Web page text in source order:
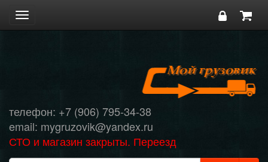
Toggle
navigation
телефон: +7 (906) 795-34-38
email: mygruzovik@yandex.ru
СТО и магазин закрыты. Переезд